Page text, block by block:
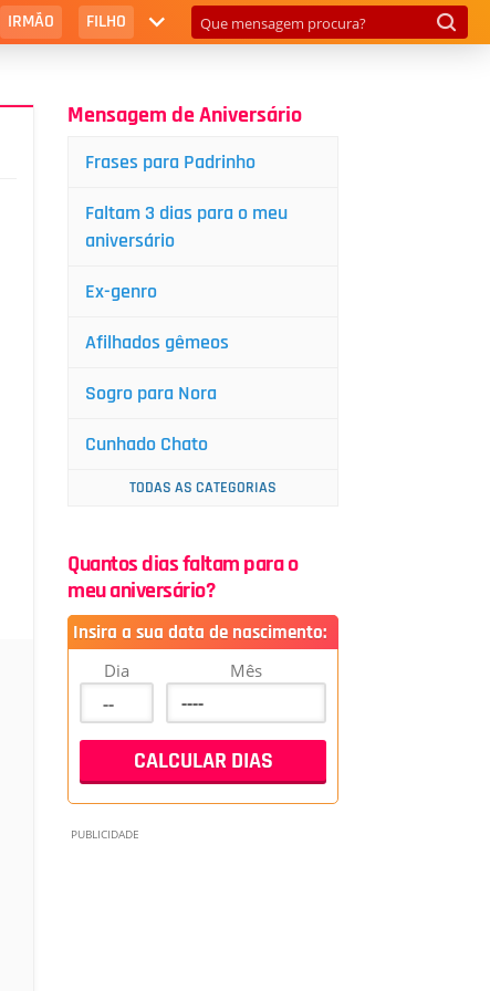
IRMÃO FILHO
Mensagem de Aniversário
Frases para Padrinho
Faltam 3 dias para o meu
aniversário
Ex-genro
Afilhados gêmeos
Sogro para Nora
Cunhado Chato
TODAS AS CATEGORIAS
Quantos dias faltam para o
meu aniversário?
Insira a sua data de nascimento:
Dia Mês